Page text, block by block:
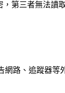
第三者無法讀
網路、追蹤器等